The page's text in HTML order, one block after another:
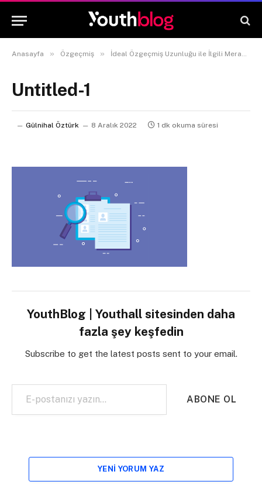
Anasayfa » Özgeçmiş » İdeal Özgeçmiş Uzunluğu ile İlgili Merak Edilen Her Şey
Untitled-1
Gülnihal Öztürk 8 Aralık 2022 1 dk okuma süresi
YouthBlog | Youthall sitesinden daha
fazla şey keşfedin
Subscribe to get the latest posts sent to your email.
E-postanızı yazın…
ABONE OL
YENI YORUM YAZ